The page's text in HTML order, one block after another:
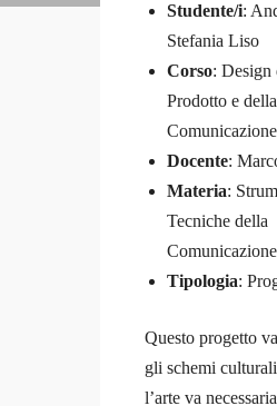
Studente/i:
Stefania Liso
Corso: Design
Prodotto e della
Comunicazione
Docente:
Materia:
Tecniche della
Comunicazione
Tipologia:
Questo progetto
gli schemi
l’arte va